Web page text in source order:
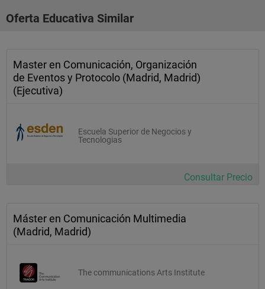
Oferta Educativa Similar
Master en Comunicación, Organización
de Eventos y Protocolo (Madrid, Madrid)
(Ejecutiva)
Escuela Superior de Negocios y
Tecnologias
Consultar Precio
Máster en Comunicación Multimedia
(Madrid, Madrid)
The communications Arts Institute